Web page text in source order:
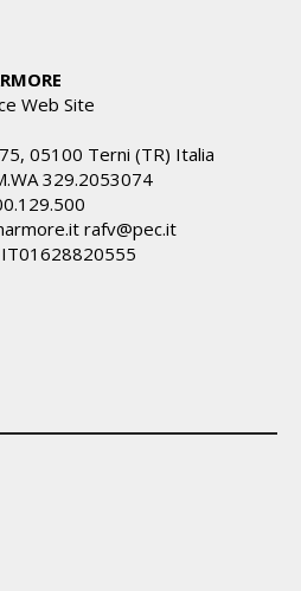
Web Site
05100 Terni (TR) Italia
329.2053074
rafv@pec.it
IT01628820555